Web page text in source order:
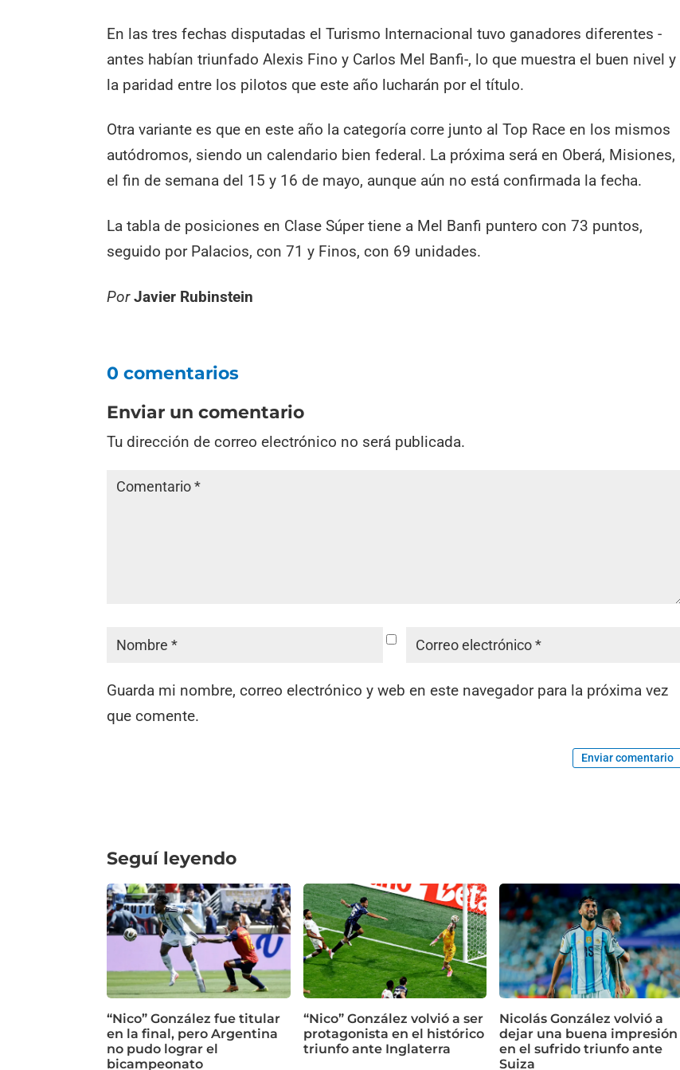
En las tres fechas disputadas el Turismo Internacional tuvo ganadores diferentes -
antes habían triunfado Alexis Fino y Carlos Mel Banfi-, lo que muestra el buen nivel y
la paridad entre los pilotos que este año lucharán por el título.
Otra variante es que en este año la categoría corre junto al Top Race en los mismos
autódromos, siendo un calendario bien federal. La próxima será en Oberá, Misiones,
el fin de semana del 15 y 16 de mayo, aunque aún no está confirmada la fecha.
La tabla de posiciones en Clase Súper tiene a Mel Banfi puntero con 73 puntos,
seguido por Palacios, con 71 y Finos, con 69 unidades.
Por Javier Rubinstein
0 comentarios
Enviar un comentario
Tu dirección de correo electrónico no será publicada.
Guarda mi nombre, correo electrónico y web en este navegador para la próxima vez
que comente.
Enviar comentario
Seguí leyendo
“Nico” González fue titular
en la final, pero Argentina
no pudo lograr el
bicampeonato
“Nico” González volvió a ser
protagonista en el histórico
triunfo ante Inglaterra
Nicolás González volvió a
dejar una buena impresión
en el sufrido triunfo ante
Suiza